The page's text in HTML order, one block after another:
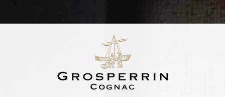
LOT N°568
PETITE CHAMPAGNE 1969
46,4% vol. | 205 litres